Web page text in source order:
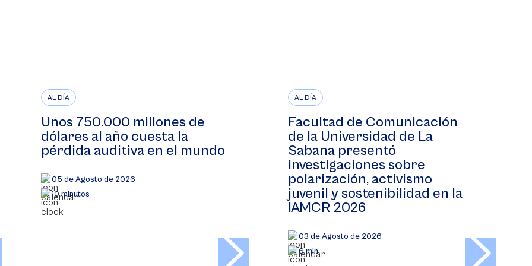
AL DÍA
Unos 750.000 millones de
dólares al año cuesta la
pérdida auditiva en el mundo
05 de Agosto de 2026
10 minutos
AL DÍA
Facultad de Comunicación
de la Universidad de La
Sabana presentó
investigaciones sobre
polarización, activismo
juvenil y sostenibilidad en la
IAMCR 2026
03 de Agosto de 2026
6 min